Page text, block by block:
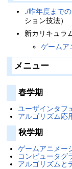
./昨年度まで
ション技法）
新カリキュラ
ゲームア
メニュー
春学期
ユーザインタフ
アルゴリズム応
秋学期
ゲームアニメー
コンピュータグ
アルゴリズムと